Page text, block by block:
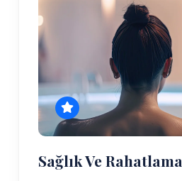
Sağlık Ve Rahatlama